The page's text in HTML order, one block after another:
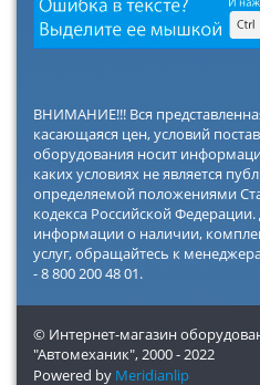
ВНИМАНИЕ!!! Вся
касающаяся цен, условий
оборудования носит
каких условиях не является
определяемой положениями
кодекса Российской
информации о наличии,
услуг, обращайтесь к
- 8 800 200 48 01.
© Интернет-магазин
"Автомеханик",2000 - 2022
Powered by Meridianlip